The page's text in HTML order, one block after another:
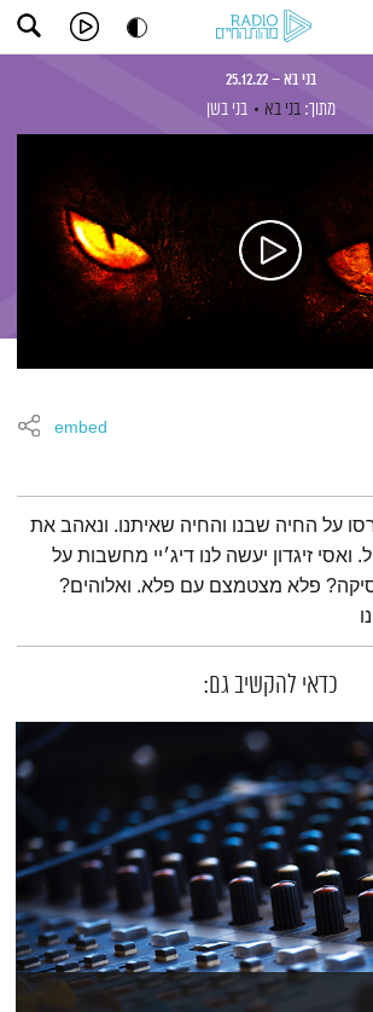
בני בא – 25.12.22
מתוך: בני בא בני בשן
embed
על החיה שבנו והחיה שאיתנו. ונאהב את
ואסי זיגדון יעשה לנו דיג׳יי מחשבות על
פלא מצטמצם עם פלא. ואלוהים?
כדאי להקשיב גם: